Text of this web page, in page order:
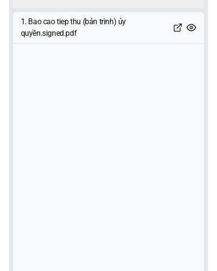
1. Bao cao tiep thu (bản trình) ủy
quyền.signed.pdf